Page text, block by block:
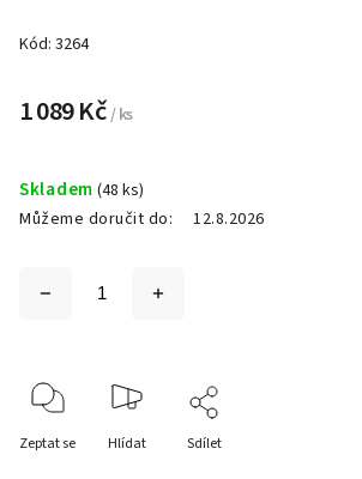
Kód: 3264
1 089 Kč/ ks
Skladem (48 ks)
Můžeme doručit do:
12.8.2026
Zeptat se Hlídat Sdílet